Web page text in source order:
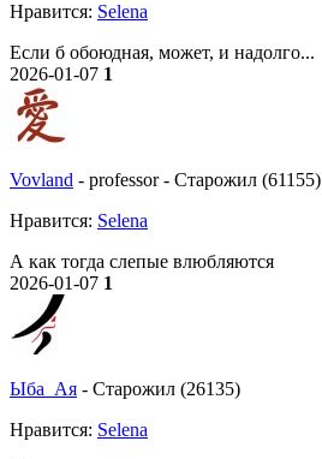
Нравитcя: Selena
Если б обоюдная, может, и надолго...
2026-01-07 1
Vovland - professor - Старожил (61155)
Нравитcя: Selena
А как тогда слепые влюбляются
2026-01-07 1
Ыба_Ая - Старожил (26135)
Нравитcя: Selena